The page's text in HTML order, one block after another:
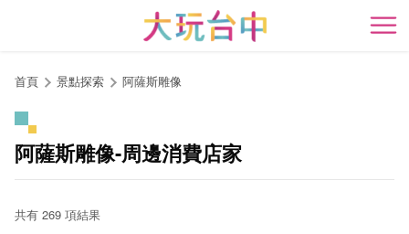
開
首頁 景點探索 阿薩斯雕像
阿薩斯雕像-周邊消費店家
共有 269 項結果